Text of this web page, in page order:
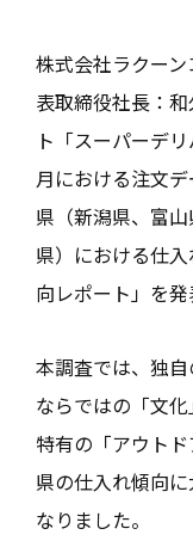
株式会社ラクー
表取締役社長：
ト「スーパーデ
月における注文
県（新潟県、富
県）における仕
向レポート」を発
本調査では、独
ならではの「文
特有の「アウト
県の仕入れ傾向
なりました。